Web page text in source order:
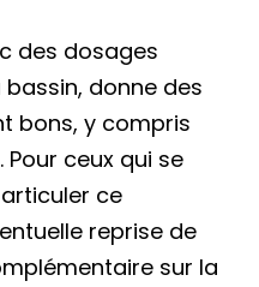
des dosages
donne des
bons, y compris
ceux qui se
ce
reprise de
sur la